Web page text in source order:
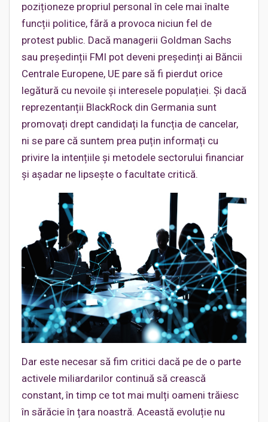
poziționeze propriul personal în cele mai înalte
funcții politice, fără a provoca niciun fel de
protest public. Dacă managerii Goldman Sachs
sau președinții FMI pot deveni președinți ai Băncii
Centrale Europene, UE pare să fi pierdut orice
legătură cu nevoile și interesele populației. Și dacă
reprezentanții BlackRock din Germania sunt
promovați drept candidați la funcția de cancelar,
ni se pare că suntem prea puțin informați cu
privire la intențiile și metodele sectorului financiar
și așadar ne lipsește o facultate critică.
Dar este necesar să fim critici dacă pe de o parte
activele miliardarilor continuă să crească
constant, în timp ce tot mai mulți oameni trăiesc
în sărăcie în țara noastră. Această evoluție nu